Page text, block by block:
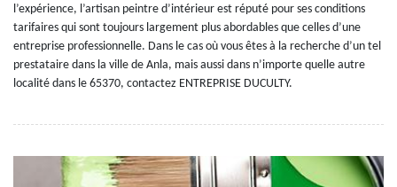
l’expérience, l’artisan peintre d’intérieur est réputé pour ses conditions
tarifaires qui sont toujours largement plus abordables que celles d’une
entreprise professionnelle. Dans le cas où vous êtes à la recherche d’un tel
prestataire dans la ville de Anla, mais aussi dans n’importe quelle autre
localité dans le 65370, contactez ENTREPRISE DUCULTY.